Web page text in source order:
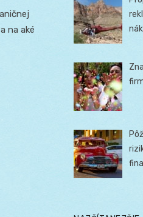
na aké